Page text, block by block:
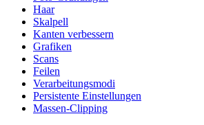
Haar
Skalpell
Kanten verbessern
Grafiken
Scans
Feilen
Verarbeitungsmodi
Persistente Einstellungen
Massen-Clipping